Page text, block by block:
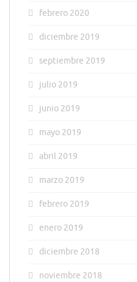
febrero 2020
diciembre 2019
septiembre 2019
julio 2019
junio 2019
mayo 2019
abril 2019
marzo 2019
febrero 2019
enero 2019
diciembre 2018
noviembre 2018